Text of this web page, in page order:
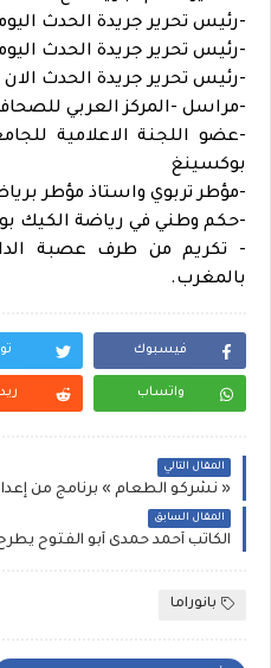
-رئيس تحرير جريدة الحدث
-رئيس تحرير جريدة الحدث
-رئيس تحرير جريدة الحدث
-مراسل -المركز العربي للصحافة
-عضو اللجنة الاعلامية
بوكسينغ
-مؤطر تربوي واستاذ مؤطر
-حكم وطني في رياضة الكيك
- تكريم من طرف عصبة
بالمغرب.
فيسبوك
واتساب
المقال التالي
المقال السابق
الكاتب أحمد حمدى أبو الفتوح
بانوراما